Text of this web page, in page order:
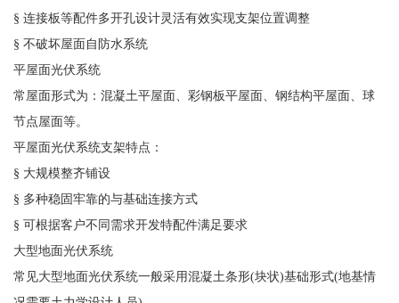
§ 连接板等配件多开孔设计灵活有效实现支架位置调整
§ 不破坏屋面自防水系统
平屋面光伏系统
常屋面形式为：混凝土平屋面、彩钢板平屋面、钢结构平屋面、球
节点屋面等。
平屋面光伏系统支架特点：
§ 大规模整齐铺设
§ 多种稳固牢靠的与基础连接方式
§ 可根据客户不同需求开发特配件满足要求
大型地面光伏系统
常见大型地面光伏系统一般采用混凝土条形(块状)基础形式(地基情